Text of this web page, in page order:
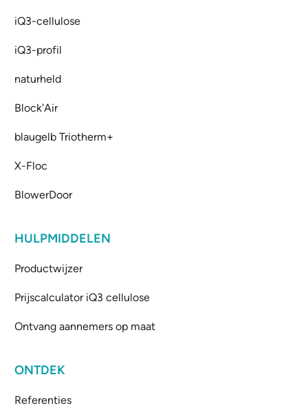
iQ3-cellulose
iQ3-profil
naturheld
Block'Air
blaugelb Triotherm+
X-Floc
BlowerDoor
HULPMIDDELEN
Productwijzer
Prijscalculator iQ3 cellulose
Ontvang aannemers op maat
ONTDEK
Referenties